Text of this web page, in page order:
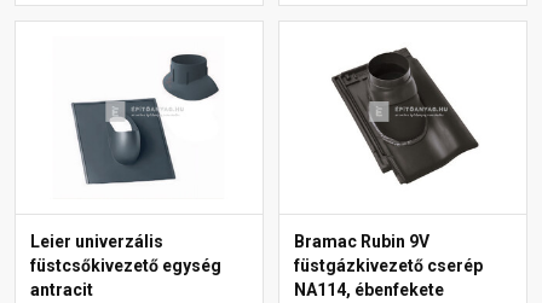
Leier univerzális
füstcsőkivezető egység
antracit
Bramac Rubin 9V
füstgázkivezető cserép
NA114, ébenfekete